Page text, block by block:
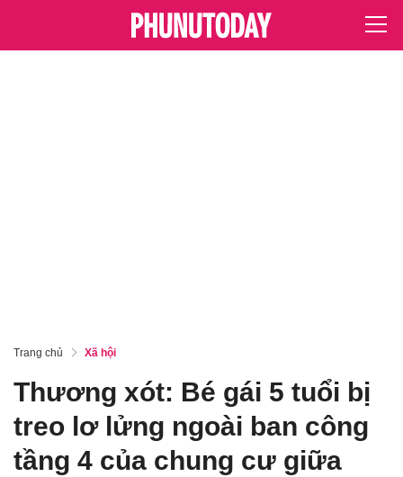
Trang chủ Xã hội
Thương xót: Bé gái 5 tuổi bị
treo lơ lửng ngoài ban công
tầng 4 của chung cư giữa